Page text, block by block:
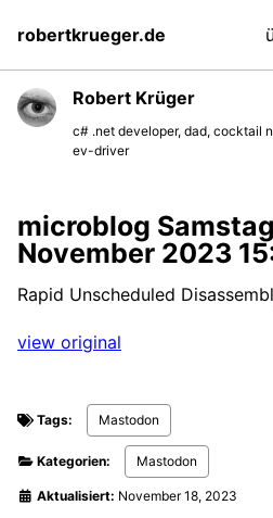
primary
navigation
content
footer
robertkrueger.de
Robert Krüger
c# .net developer, dad, cocktail
ev-driver
microblog
November 2023
Rapid Unscheduled
view original
Tags: Mastodon
Kategorien: Mastodon
Aktualisiert: November 18, 2023